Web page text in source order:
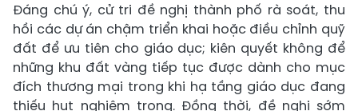
Đáng chú ý, cử tri đề nghị thành phố rà soát, thu
hồi các dự án chậm triển khai hoặc điều chỉnh quỹ
đất để ưu tiên cho giáo dục; kiên quyết không để
những khu đất vàng tiếp tục được dành cho mục
đích thương mại trong khi hạ tầng giáo dục đang
thiếu hụt nghiêm trọng. Đồng thời, đề nghị sớm